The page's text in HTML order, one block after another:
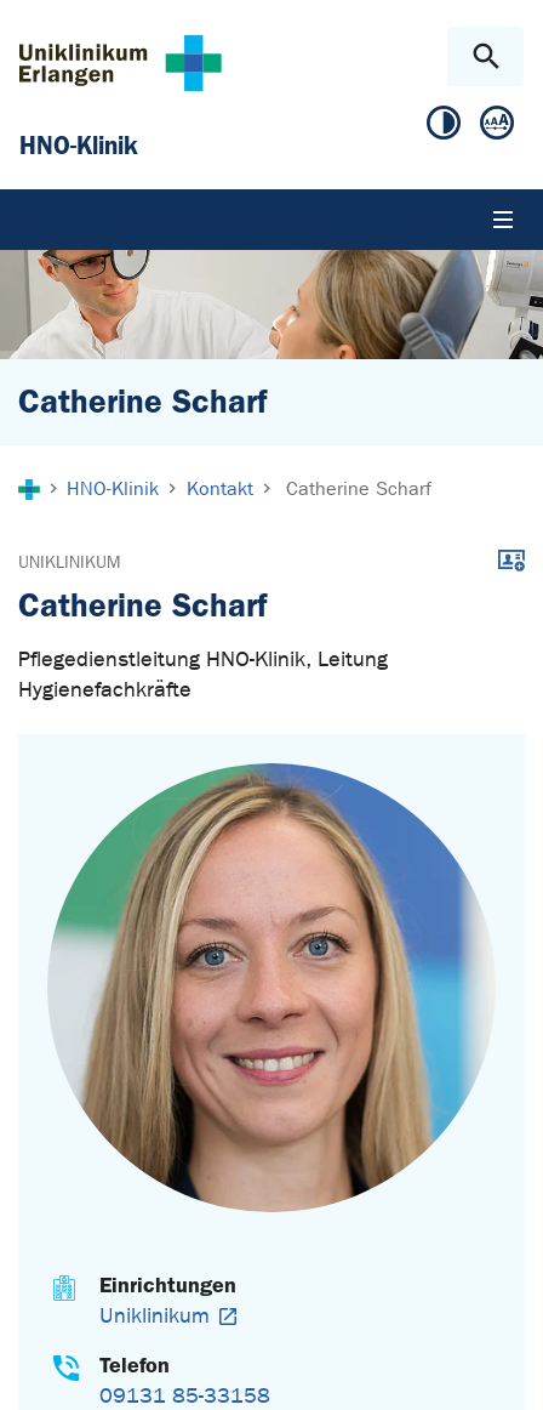
HNO-Klinik
Catherine Scharf
HNO-Klinik Kontakt Catherine Scharf
UNIKLINIKUM
Catherine Scharf
Pflegedienstleitung HNO-Klinik, Leitung
Hygienefachkräfte
Einrichtungen
Uniklinikum
Telefon
09131 85-33158